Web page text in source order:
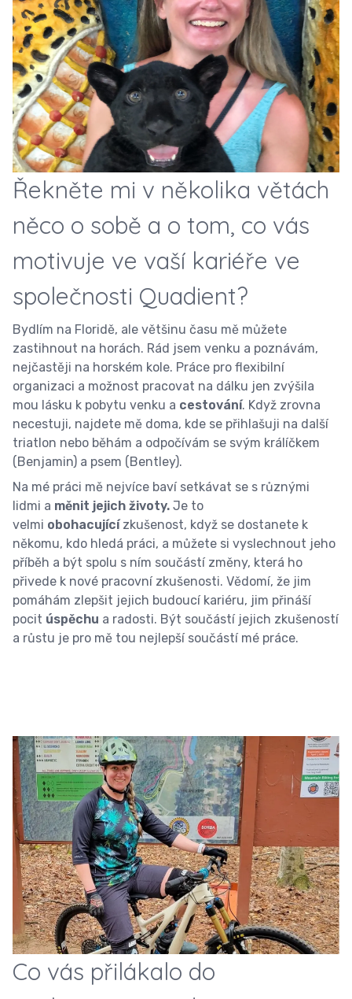
Řekněte mi v několika větách
něco o sobě a o tom, co vás
motivuje ve vaší kariéře ve
společnosti Quadient?
Bydlím na Floridě, ale většinu času mě můžete
zastihnout na horách. Rád jsem venku a poznávám,
nejčastěji na horském kole. Práce pro flexibilní
organizaci a možnost pracovat na dálku jen zvýšila
mou lásku k pobytu venku a cestování. Když zrovna
necestuji, najdete mě doma, kde se přihlašuji na další
triatlon nebo běhám a odpočívám se svým králíčkem
(Benjamin) a psem (Bentley).
Na mé práci mě nejvíce baví setkávat se s různými
lidmi a měnit jejich životy. Je to
velmi obohacujícízkušenost, když se dostanete k
někomu, kdo hledá práci, a můžete si vyslechnout jeho
příběh a být spolu s ním součástí změny, která ho
přivede k nové pracovní zkušenosti. Vědomí, že jim
pomáhám zlepšit jejich budoucí kariéru, jim přináší
pocit úspěchu a radosti. Být součástí jejich zkušeností
a růstu je pro mě tou nejlepší součástí mé práce.
Co vás přilákalo do